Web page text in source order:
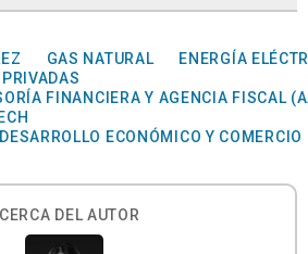
GAS NATURAL
ENERGÍA
FINANCIERA Y AGENCIA FISCAL
ECONÓMICO Y COMERCIO
DEL AUTOR